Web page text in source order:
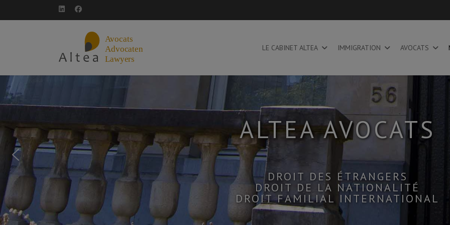
LE CABINET ALTEA IMMIGRATION AVOCATS
ALTEA AVOCATS
DROIT DES ÉTRANGERS
DROIT DE LA NATIONALITÉ
DROIT FAMILIAL INTERNATIONAL